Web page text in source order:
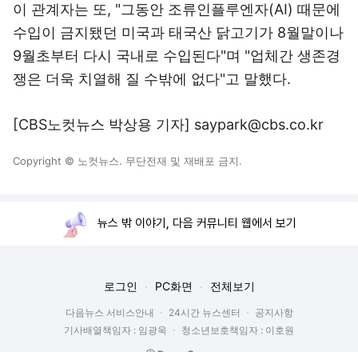
이 관계자는 또, "그동안 조류인플루엔자(AI) 때문에
수입이 금지됐던 미국과 태국산 닭고기가 8월말이나
9월초부터 다시 국내로 수입된다"며 "업체간 생존경
쟁은 더욱 치열해 질 수밖에 없다"고 말했다.
[CBS노컷뉴스 박상용 기자] saypark@cbs.co.kr
Copyright © 노컷뉴스. 무단전재 및 재배포 금지.
뉴스 밖 이야기, 다음 커뮤니티 웹에서 보기
로그인 PC화면 전체보기
다음뉴스 서비스안내 24시간 뉴스센터
공지사항
기사배열책임자 : 임광욱
청소년보호책임자 : 이호원